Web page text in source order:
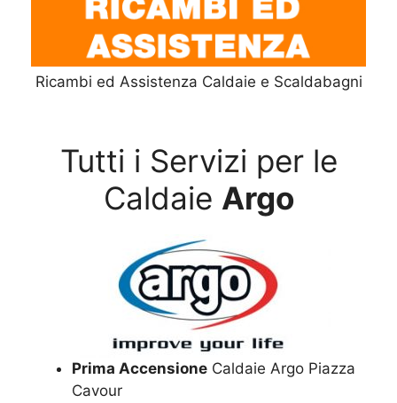
Ricambi ed Assistenza Caldaie e Scaldabagni
Tutti i Servizi per le
Caldaie Argo
Prima Accensione Caldaie Argo Piazza
Cavour